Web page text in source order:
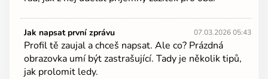
Jak napsat první zprávu 07.03.2026 05:43
Profil tě zaujal a chceš napsat. Ale co? Prázdná
obrazovka umí být zastrašující. Tady je několik tipů,
jak prolomit ledy.